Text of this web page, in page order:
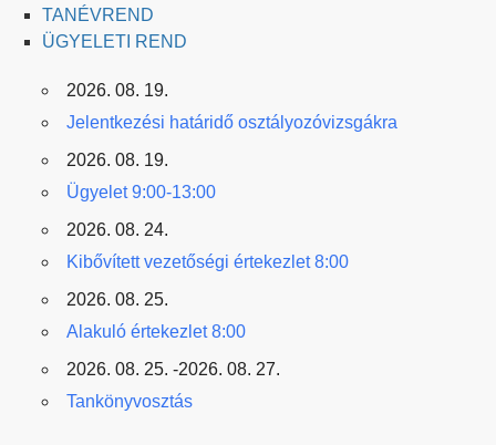
TANÉVREND
ÜGYELETI REND
2026. 08. 19.
Jelentkezési határidő osztályozóvizsgákra
2026. 08. 19.
Ügyelet 9:00-13:00
2026. 08. 24.
Kibővített vezetőségi értekezlet 8:00
2026. 08. 25.
Alakuló értekezlet 8:00
2026. 08. 25. -2026. 08. 27.
Tankönyvosztás